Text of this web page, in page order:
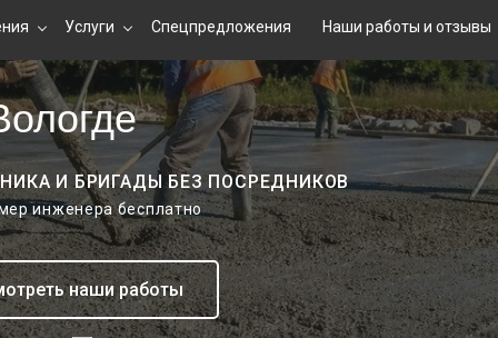
Услуги Спецпредложения Наши работы и отзывы
И БРИГАДЫ БЕЗ ПОСРЕДНИКОВ
инженера бесплатно
наши работы